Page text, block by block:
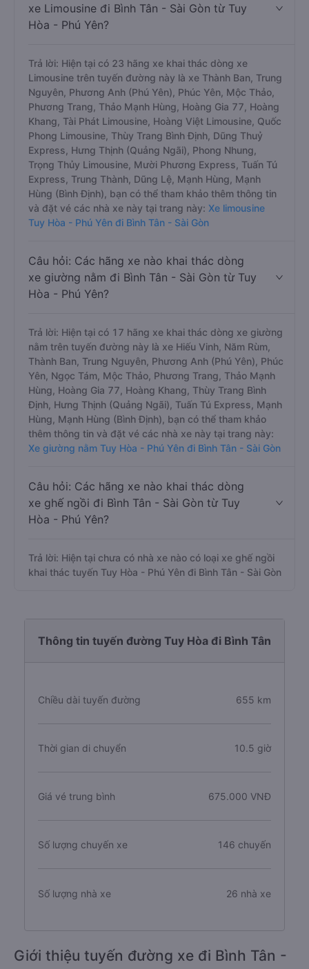
xe Limousine đi Bình Tân - Sài Gòn từ Tuy
Hòa - Phú Yên?
Trả lời: Hiện tại có 23 hãng xe khai thác dòng xe
Limousine trên tuyến đường này là xe Thành Ban, Trung
Nguyên, Phương Anh (Phú Yên), Phúc Yên, Mộc Thảo,
Phương Trang, Thảo Mạnh Hùng, Hoàng Gia 77, Hoàng
Khang, Tài Phát Limousine, Hoàng Việt Limousine, Quốc
Phong Limousine, Thùy Trang Bình Định, Dũng Thuỷ
Express, Hưng Thịnh (Quảng Ngãi), Phong Nhung,
Trọng Thủy Limousine, Mười Phương Express, Tuấn Tú
Express, Trung Thành, Dũng Lệ, Mạnh Hùng, Mạnh
Hùng (Bình Định), bạn có thể tham khảo thêm thông tin
và đặt vé các nhà xe này tại trang này: Xe limousine
Tuy Hòa - Phú Yên đi Bình Tân - Sài Gòn
Câu hỏi: Các hãng xe nào khai thác dòng
xe giường nằm đi Bình Tân - Sài Gòn từ Tuy
Hòa - Phú Yên?
Trả lời: Hiện tại có 17 hãng xe khai thác dòng xe giường
nằm trên tuyến đường này là xe Hiếu Vinh, Năm Rùm,
Thành Ban, Trung Nguyên, Phương Anh (Phú Yên), Phúc
Yên, Ngọc Tám, Mộc Thảo, Phương Trang, Thảo Mạnh
Hùng, Hoàng Gia 77, Hoàng Khang, Thùy Trang Bình
Định, Hưng Thịnh (Quảng Ngãi), Tuấn Tú Express, Mạnh
Hùng, Mạnh Hùng (Bình Định), bạn có thể tham khảo
thêm thông tin và đặt vé các nhà xe này tại trang này:
Xe giường nằm Tuy Hòa - Phú Yên đi Bình Tân - Sài Gòn
Câu hỏi: Các hãng xe nào khai thác dòng
xe ghế ngồi đi Bình Tân - Sài Gòn từ Tuy
Hòa - Phú Yên?
Trả lời: Hiện tại chưa có nhà xe nào có loại xe ghế ngồi
khai thác tuyến Tuy Hòa - Phú Yên đi Bình Tân - Sài Gòn
Thông tin tuyến đường Tuy Hòa đi Bình Tân
Chiều dài tuyến đường 655 km
Thời gian di chuyển 10.5 giờ
Giá vé trung bình 675.000 VNĐ
Số lượng chuyến xe 146 chuyến
Số lượng nhà xe 26 nhà xe
Giới thiệu tuyến đường xe đi Bình Tân -